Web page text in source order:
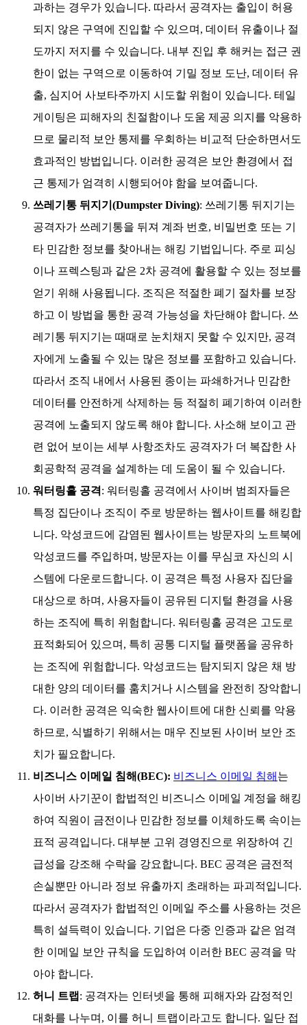
과하는 경우가 있습니다. 따라서 공격자는 출입이 허용
되지 않은 구역에 진입할 수 있으며, 데이터 유출이나 절
도까지 저지를 수 있습니다. 내부 진입 후 해커는 접근 권
한이 없는 구역으로 이동하여 기밀 정보 도난, 데이터 유
출, 심지어 사보타주까지 시도할 위험이 있습니다. 테일
게이팅은 피해자의 친절함이나 도움 제공 의지를 악용하
므로 물리적 보안 통제를 우회하는 비교적 단순하면서도
효과적인 방법입니다. 이러한 공격은 보안 환경에서 접
근 통제가 엄격히 시행되어야 함을 보여줍니다.
쓰레기통 뒤지기(Dumpster Diving): 쓰레기통 뒤지기는
공격자가 쓰레기통을 뒤져 계좌 번호, 비밀번호 또는 기
타 민감한 정보를 찾아내는 해킹 기법입니다. 주로 피싱
이나 프렉스팅과 같은 2차 공격에 활용할 수 있는 정보를
얻기 위해 사용됩니다. 조직은 적절한 폐기 절차를 보장
하고 이 방법을 통한 공격 가능성을 차단해야 합니다. 쓰
레기통 뒤지기는 때때로 눈치채지 못할 수 있지만, 공격
자에게 노출될 수 있는 많은 정보를 포함하고 있습니다.
따라서 조직 내에서 사용된 종이는 파쇄하거나 민감한
데이터를 안전하게 삭제하는 등 적절히 폐기하여 이러한
공격에 노출되지 않도록 해야 합니다. 사소해 보이고 관
련 없어 보이는 세부 사항조차도 공격자가 더 복잡한 사
회공학적 공격을 설계하는 데 도움이 될 수 있습니다.
워터링홀 공격: 워터링홀 공격에서 사이버 범죄자들은
특정 집단이나 조직이 주로 방문하는 웹사이트를 해킹합
니다. 악성코드에 감염된 웹사이트는 방문자의 노트북에
악성코드를 주입하며, 방문자는 이를 무심코 자신의 시
스템에 다운로드합니다. 이 공격은 특정 사용자 집단을
대상으로 하며, 사용자들이 공유된 디지털 환경을 사용
하는 조직에 특히 위험합니다. 워터링홀 공격은 고도로
표적화되어 있으며, 특히 공통 디지털 플랫폼을 공유하
는 조직에 위험합니다. 악성코드는 탐지되지 않은 채 방
대한 양의 데이터를 훔치거나 시스템을 완전히 장악합니
다. 이러한 공격은 익숙한 웹사이트에 대한 신뢰를 악용
하므로, 식별하기 위해서는 매우 진보된 사이버 보안 조
치가 필요합니다.
비즈니스 이메일 침해(BEC): 비즈니스 이메일 침해 는
사이버 사기꾼이 합법적인 비즈니스 이메일 계정을 해킹
하여 직원이 금전이나 민감한 정보를 이체하도록 속이는
표적 공격입니다. 대부분 고위 경영진으로 위장하여 긴
급성을 강조해 수락을 강요합니다. BEC 공격은 금전적
손실뿐만 아니라 정보 유출까지 초래하는 파괴적입니다.
따라서 공격자가 합법적인 이메일 주소를 사용하는 것은
특히 설득력이 있습니다. 기업은 다중 인증과 같은 엄격
한 이메일 보안 규칙을 도입하여 이러한 BEC 공격을 막
아야 합니다.
허니 트랩 : 공격자는 인터넷을 통해 피해자와 감정적인
대화를 나누며, 이를 허니 트랩이라고도 합니다. 일단 접